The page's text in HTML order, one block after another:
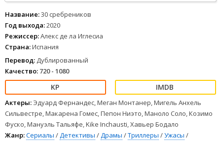
Название:30 сребреников
Год выхода:2020
Режиссер:Алекс де ла Иглесиа
Страна:Испания
Перевод: Дублированный
Качество: 720 - 1080
Актеры: Эдуард Фернандес, Меган Монтанер, Мигель Анхель
Сильвестре, Макарена Гомес, Пепон Ниэто, Маноло Соло, Козимо
Фуско, Мануэль Тальяфе, Kike Inchausti, Хавьер Бодало
Жанр:Сериалы /Детективы /Драмы /Триллеры /Ужасы /